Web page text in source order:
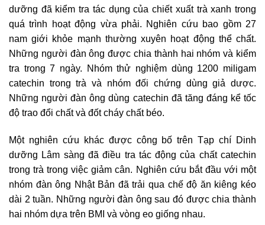
dưỡng đã kiểm tra tác dụng của chiết xuất trà xanh trong
quá trình hoạt động vừa phải. Nghiên cứu bao gồm 27
nam giới khỏe mạnh thường xuyên hoạt động thể chất.
Những người đàn ông được chia thành hai nhóm và kiểm
tra trong 7 ngày. Nhóm thử nghiệm dùng 1200 miligam
catechin trong trà và nhóm đối chứng dùng giả dược.
Những người đàn ông dùng catechin đã tăng đáng kể tốc
độ trao đổi chất và đốt cháy chất béo.
Một nghiên cứu khác được công bố trên Tạp chí Dinh
dưỡng Lâm sàng đã điều tra tác động của chất catechin
trong trà trong việc giảm cân. Nghiên cứu bắt đầu với một
nhóm đàn ông Nhật Bản đã trải qua chế độ ăn kiêng kéo
dài 2 tuần. Những người đàn ông sau đó được chia thành
hai nhóm dựa trên BMI và vòng eo giống nhau.